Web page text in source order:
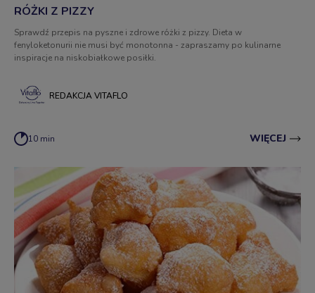
RÓŻKI Z PIZZY
Sprawdź przepis na pyszne i zdrowe różki z pizzy. Dieta w
fenyloketonurii nie musi być monotonna - zapraszamy po kulinarne
inspiracje na niskobiałkowe posiłki.
REDAKCJA VITAFLO
10 min WIĘCEJ